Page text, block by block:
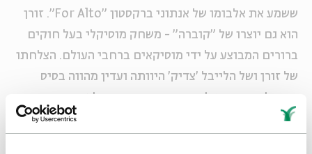
ששמע את אלבומו של אנתוני ברקסטון "For Alto". זורן
הוא גם יוצרו של "קוברה" - משחק מוסיקלי בעל חוקים
ברורים המבוצע על ידי מוסיקאים ברחבי העולם. הצלחתו
של זורן ושל הלייבל 'צדיק' היוותה ועדין מהווה בסיס
פורה לשיתוף פעולה בין יוצרים יהודים ולא יהודים סביב
התרבות היהודית.